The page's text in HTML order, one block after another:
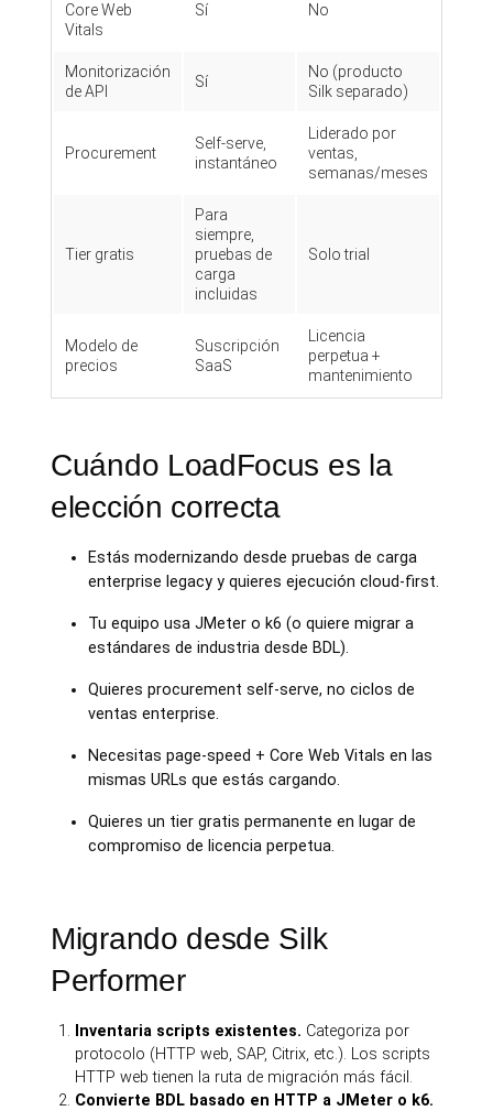
Core Web
Vitals
Sí No
Monitorización
de API
Sí
No (producto
Silk separado)
Procurement
Self-serve,
instantáneo
Liderado por
ventas,
semanas/meses
Tier gratis
Para
siempre,
pruebas de
carga
incluidas
Solo trial
Modelo de
precios
Suscripción
SaaS
Licencia
perpetua +
mantenimiento
Cuándo LoadFocus es la
elección correcta
Estás modernizando desde pruebas de carga
enterprise legacy y quieres ejecución cloud-first.
Tu equipo usa JMeter o k6 (o quiere migrar a
estándares de industria desde BDL).
Quieres procurement self-serve, no ciclos de
ventas enterprise.
Necesitas page-speed + Core Web Vitals en las
mismas URLs que estás cargando.
Quieres un tier gratis permanente en lugar de
compromiso de licencia perpetua.
Migrando desde Silk
Performer
Inventaria scripts existentes. Categoriza por
protocolo (HTTP web, SAP, Citrix, etc.). Los scripts
HTTP web tienen la ruta de migración más fácil.
Convierte BDL basado en HTTP a JMeter o k6.